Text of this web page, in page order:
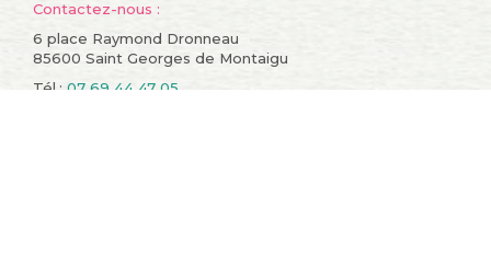
Contactez-nous :
6 place Raymond Dronneau
85600 Saint Georges de Montaigu
Tél.: 07 69 44 47 05